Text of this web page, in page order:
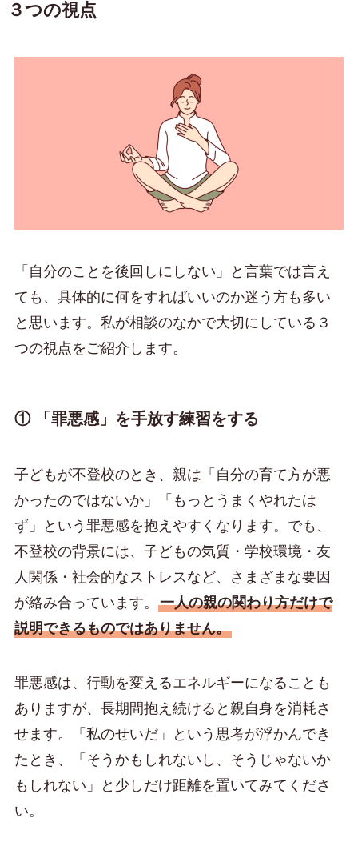
３つの視点
「自分のことを後回しにしない」と言葉では言え
ても、具体的に何をすればいいのか迷う方も多い
と思います。私が相談のなかで大切にしている３
つの視点をご紹介します。
① 「罪悪感」を手放す練習をする
子どもが不登校のとき、親は「自分の育て方が悪
かったのではないか」「もっとうまくやれたは
ず」という罪悪感を抱えやすくなります。でも、
不登校の背景には、子どもの気質・学校環境・友
人関係・社会的なストレスなど、さまざまな要因
が絡み合っています。 一人の親の関わり方だけで
説明できるものではありません。
罪悪感は、行動を変えるエネルギーになることも
ありますが、長期間抱え続けると親自身を消耗さ
せます。「私のせいだ」という思考が浮かんでき
たとき、「そうかもしれないし、そうじゃないか
もしれない」と少しだけ距離を置いてみてくださ
い。